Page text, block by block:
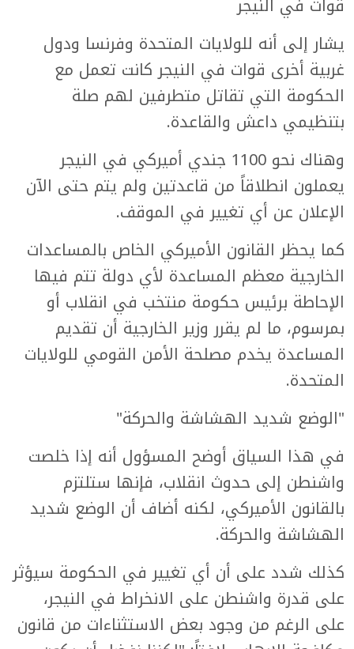
يشار إلى أنه للولايات المتحدة وفرنسا ودول
غربية أخرى قوات في النيجر كانت تعمل مع
الحكومة التي تقاتل متطرفين لهم صلة
بتنظيمي داعش والقاعدة.
وهناك نحو 1100 جندي أميركي في النيجر
يعملون انطلاقاً من قاعدتين ولم يتم حتى الآن
الإعلان عن أي تغيير في الموقف.
كما يحظر القانون الأميركي الخاص بالمساعدات
الخارجية معظم المساعدة لأي دولة تتم فيها
الإحاطة برئيس حكومة منتخب في انقلاب أو
بمرسوم، ما لم يقرر وزير الخارجية أن تقديم
المساعدة يخدم مصلحة الأمن القومي للولايات
المتحدة.
"الوضع شديد الهشاشة والحركة"
في هذا السياق أوضح المسؤول أنه إذا خلصت
واشنطن إلى حدوث انقلاب، فإنها ستلتزم
بالقانون الأميركي، لكنه أضاف أن الوضع شديد
الهشاشة والحركة.
كذلك شدد على أن أي تغيير في الحكومة سيؤثر
على قدرة واشنطن على الانخراط في النيجر،
على الرغم من وجود بعض الاستثناءات من قانون